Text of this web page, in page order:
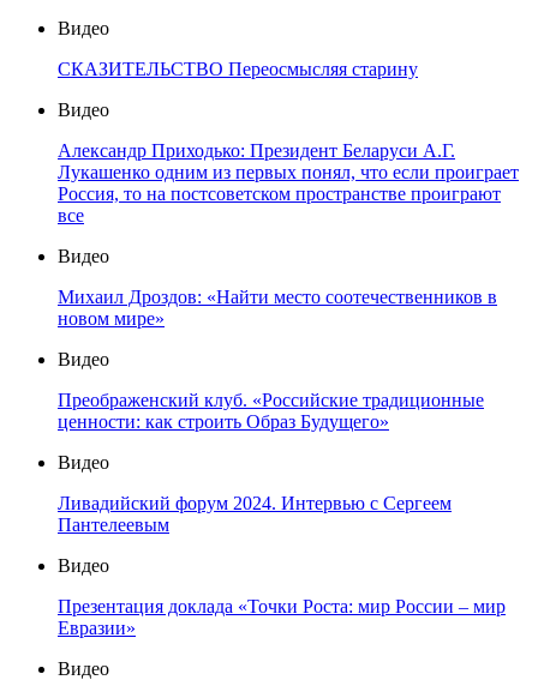
Видео
СКАЗИТЕЛЬСТВО Переосмысляя старину
Видео
Александр Приходько: Президент Беларуси А.Г.
Лукашенко одним из первых понял, что если проиграет
Россия, то на постсоветском пространстве проиграют
все
Видео
Михаил Дроздов: «Найти место соотечественников в
новом мире»
Видео
Преображенский клуб. «Российские традиционные
ценности: как строить Образ Будущего»
Видео
Ливадийский форум 2024. Интервью с Сергеем
Пантелеевым
Видео
Презентация доклада «Точки Роста: мир России – мир
Евразии»
Видео